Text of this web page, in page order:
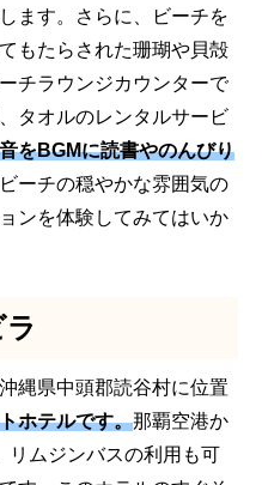
ます。さらに、ビーチを
もたらされた珊瑚や貝殻
チラウンジカウンターで
タオルのレンタルサービ
をBGMに読書やのんびり
ーチの穏やかな雰囲気の
ンを体験してみてはいか
縄県中頭郡読谷村に位置
ホテルです。那覇空港か
リムジンバスの利用も可